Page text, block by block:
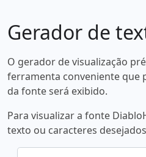
Gerador de
O gerador de visualização
ferramenta conveniente que
da fonte será exibido.
Para visualizar a fonte
texto ou caracteres